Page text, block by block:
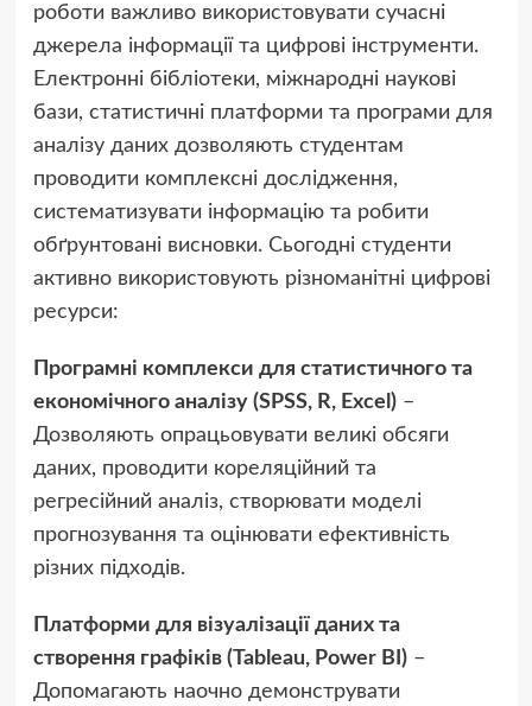
роботи важливо використовувати сучасні
джерела інформації та цифрові інструменти.
Електронні бібліотеки, міжнародні наукові
бази, статистичні платформи та програми для
аналізу даних дозволяють студентам
проводити комплексні дослідження,
систематизувати інформацію та робити
обґрунтовані висновки. Сьогодні студенти
активно використовують різноманітні цифрові
ресурси:
Програмні комплекси для статистичного та
економічного аналізу (SPSS, R, Excel)–
Дозволяють опрацьовувати великі обсяги
даних, проводити кореляційний та
регресійний аналіз, створювати моделі
прогнозування та оцінювати ефективність
різних підходів.
Платформи для візуалізації даних та
створення графіків (Tableau, Power BI)–
Допомагають наочно демонструвати